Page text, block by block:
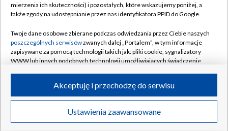
Transmisje Wideo
Telegazeta ogłoszenia
Rada Programowa
Ogłoszenia przetargowe
Akademia Telewizyjna
Informacje o nadawcy
System NOS
Kontakt
Kanały
©2026 Telewizja Polska Spółka Akcyjna w likwidacji
mierzenia ich skuteczności) i pozostałych, które wskazujemy poniżej, a
także zgody na udostępnianie przez nas identyfikatora PPID do Google.
Twoje dane osobowe zbierane podczas odwiedzania przez Ciebie naszych
poszczególnych serwisówzwanych dalej „Portalem”, w tym informacje
zapisywane za pomocą technologii takich jak: pliki cookie, sygnalizatory
WWW lub innych podobnych technologii umożliwiających świadczenie
ruchu w Internecie.
Twoje dane osobowe zbierane podczas odwiedzania przez Ciebie
poszczególnych serwisówna Portalu, takie jak adresy IP, identyfikatory
Ustawienia zaawansowane
Akceptuję i przechodzę do serwisu